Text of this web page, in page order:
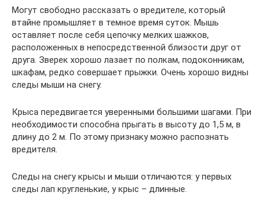
Могут свободно рассказать о вредителе, который
втайне промышляет в темное время суток. Мышь
оставляет после себя цепочку мелких шажков,
расположенных в непосредственной близости друг от
друга. Зверек хорошо лазает по полкам, подоконникам,
шкафам, редко совершает прыжки. Очень хорошо видны
следы мыши на снегу.
Крыса передвигается уверенными большими шагами. При
необходимости способна прыгать в высоту до 1,5 м, в
длину до 2 м. По этому признаку можно распознать
вредителя.
Следы на снегу крысы и мыши отличаются: у первых
следы лап кругленькие, у крыс – длинные.